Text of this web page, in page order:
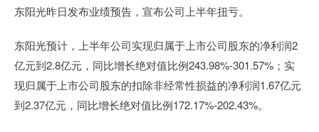
东阳光昨日发布业绩预告，宣布公司上半年扭亏。
东阳光预计，上半年公司实现归属于上市公司股东的净利润2
亿元到2.8亿元，同比增长绝对值比例243.98%-301.57%；实
现归属于上市公司股东的扣除非经常性损益的净利润1.67亿元
到2.37亿元，同比增长绝对值比例172.17%-202.43%。